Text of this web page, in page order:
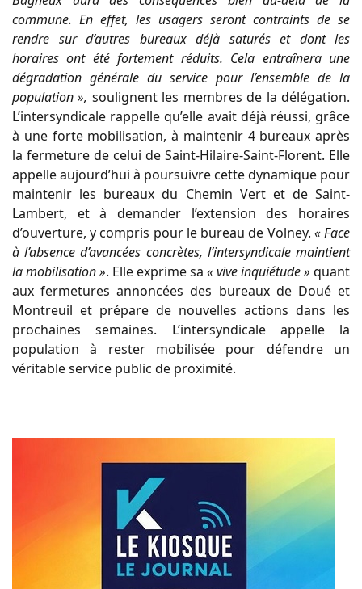
commune. En effet, les usagers seront contraints de se
rendre sur d’autres bureaux déjà saturés et dont les
horaires ont été fortement réduits. Cela entraînera une
dégradation générale du service pour l’ensemble de la
population », soulignent les membres de la délégation.
L’intersyndicale rappelle qu’elle avait déjà réussi, grâce
à une forte mobilisation, à maintenir 4 bureaux après
la fermeture de celui de Saint-Hilaire-Saint-Florent. Elle
appelle aujourd’hui à poursuivre cette dynamique pour
maintenir les bureaux du Chemin Vert et de Saint-
Lambert, et à demander l’extension des horaires
d’ouverture, y compris pour le bureau de Volney. « Face
à l’absence d’avancées concrètes, l’intersyndicale maintient
la mobilisation ». Elle exprime sa « vive inquiétude » quant
aux fermetures annoncées des bureaux de Doué et
Montreuil et prépare de nouvelles actions dans les
prochaines semaines. L’intersyndicale appelle la
population à rester mobilisée pour défendre un
véritable service public de proximité.